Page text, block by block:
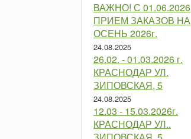
ВАЖНО! С 01.06.2026
ПРИЕМ ЗАКАЗОВ НА
ОСЕНЬ 2026г.
24.08.2025
26.02. - 01.03.2026 г.
КРАСНОДАР УЛ.
ЗИПОВСКАЯ, 5
24.08.2025
12.03 - 15.03.2026г.
КРАСНОДАР УЛ..